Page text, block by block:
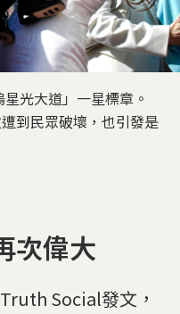
光大道」一星標章。
到民眾破壞，也引發是
次偉大
Social發文，